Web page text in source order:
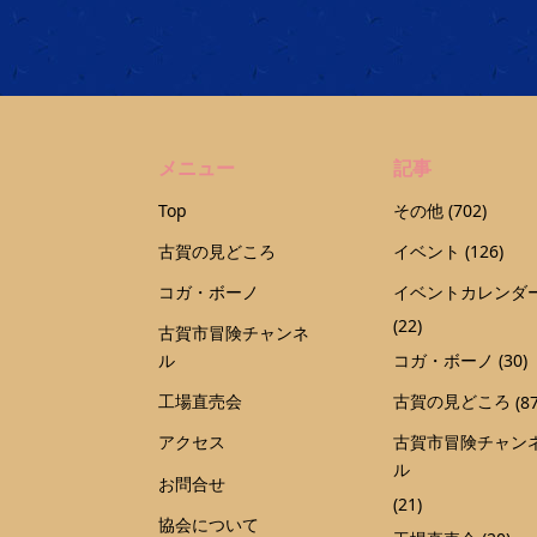
メニュー
Top
古賀の見どころ
コガ・ボーノ
古賀市冒険チャンネ
ル
工場直売会
アクセス
お問合せ
協会について
記事
その他 (702)
イベント (126)
イベントカレンダ
(22)
コガ・ボーノ (30)
古賀の見どころ
古賀市冒険チャン
ル
(21)